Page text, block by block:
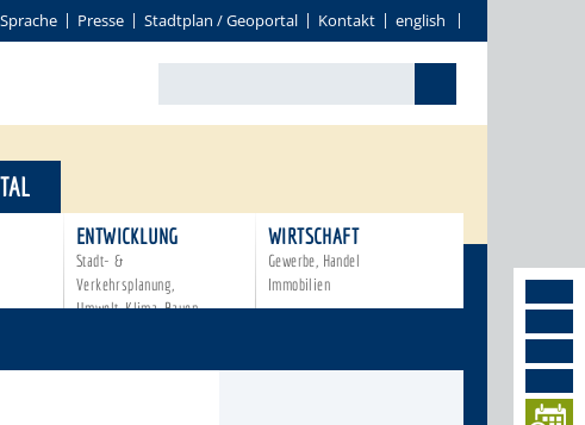
Presse Stadtplan / Geoportal Kontakt english
ENTWICKLUNG
Stadt- &
Verkehrsplanung,
Umwelt, Klima, Bauen
WIRTSCHAFT
Gewerbe, Handel
Immobilien